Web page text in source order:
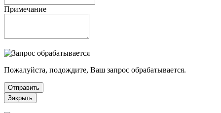
Примечание
Пожалуйста, подождите, Ваш запрос обрабатывается.
Отправить
Закрыть